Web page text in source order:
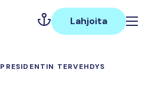
Lahjoita
PRESIDENTIN TERVEHDYS